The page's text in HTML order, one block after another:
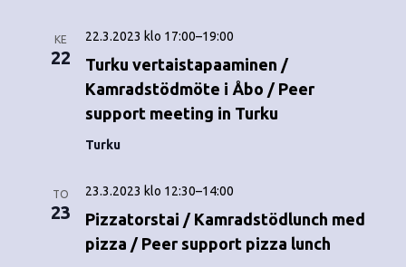
KE
22
Turku vertaistapaaminen /
Kamradstödmöte i Åbo / Peer
support meeting in Turku
22.3.2023 klo 17:00–19:00
Turku
TO
23
Pizzatorstai / Kamradstödlunch med
pizza / Peer support pizza lunch
23.3.2023 klo 12:30–14:00